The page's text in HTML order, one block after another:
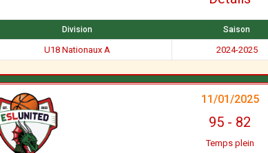
Division Saison
U18 Nationaux A 2024-2025
11/01/2025
95 - 82
Temps plein